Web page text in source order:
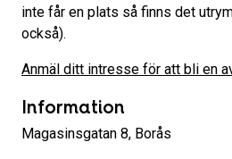
inte får en plats så finns det
också).
Anmäl ditt intresse för att bli en
Information
Magasinsgatan 8, Borås